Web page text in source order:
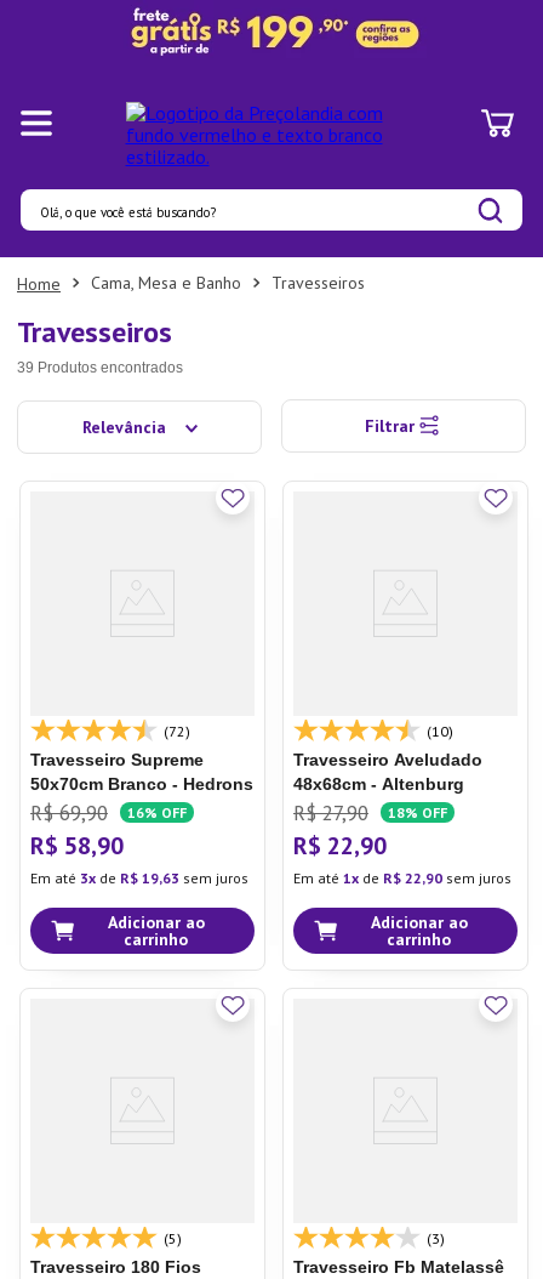
Olá, o que você está buscando?
Cama, Mesa e Banho Travesseiros
Travesseiros
39 Produtos
Relevância Filtrar
(72)
Travesseiro Supreme
50x70cm Branco - Hedrons
R$ 69,90 16% OFF
R$ 58,90
Em até 3 de R$ 19,63 sem juros
Adicionar ao
carrinho
(10)
Travesseiro Aveludado
48x68cm - Altenburg
R$ 27,90 18% OFF
R$ 22,90
Em até 1 de R$ 22,90 sem juros
Adicionar ao
carrinho
(5)
Travesseiro 180 Fios
(3)
Travesseiro Fb Matelassê
Termos mais buscados
3º
Organizadores
Bambu
5º
Copo
Aparelho Jantar
Xicara